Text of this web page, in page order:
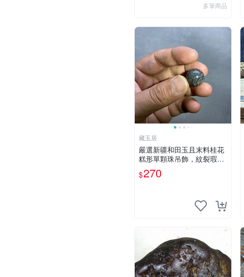
多筆商品
藏玉居
嚴選新疆和田玉且末料桂花
糕形單顆珠吊飾，紋裂瑕疪
美中不足仍具收藏價值 16
粒裝 桂花糕 卡珠 吊飾
$270